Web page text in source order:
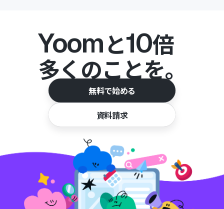
Yoomと10倍
多くのことを。
無料で始める
資料請求